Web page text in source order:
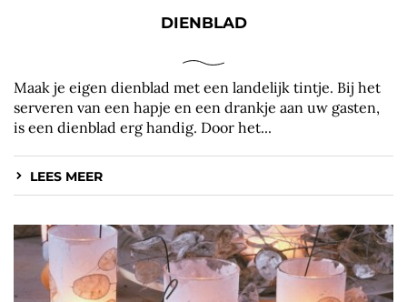
DIENBLAD
Maak je eigen dienblad met een landelijk tintje. Bij het
serveren van een hapje en een drankje aan uw gasten,
is een dienblad erg handig. Door het...
LEES MEER